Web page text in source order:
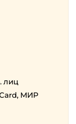
лиц
МИР